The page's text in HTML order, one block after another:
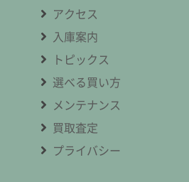
アクセス
入庫案内
トピックス
選べる買い方
メンテナンス
買取査定
プライバシー